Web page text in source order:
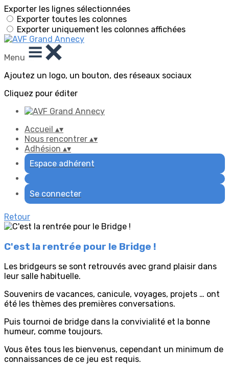
Exporter les lignes sélectionnées
Exporter toutes les colonnes
Exporter uniquement les colonnes affichées
Menu
Ajoutez un logo, un bouton, des réseaux sociaux
Cliquez pour éditer
Accueil ▴▾
Nous rencontrer ▴▾
Adhésion ▴▾
Espace adhérent
Se connecter
Retour
C'est la rentrée pour le Bridge !
Les bridgeurs se sont retrouvés avec grand plaisir dans
leur salle habituelle.
Souvenirs de vacances, canicule, voyages, projets … ont
été les thèmes des premières conversations.
Puis tournoi de bridge dans la convivialité et la bonne
humeur, comme toujours.
Vous êtes tous les bienvenus, cependant un minimum de
connaissances de ce jeu est requis.